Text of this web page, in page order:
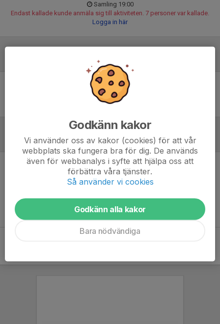
Samling 19:00
Endast kallade kunde anmäla sig till aktiviteten. 7 personer var kallade.
Logga in här
Ingen uppställning ifylld
Referat
Inget referat skrivet
Godkänn kakor
Vi använder oss av kakor (cookies) för att vår
webbplats ska fungera bra för dig. De används
även för webbanalys i syfte att hjälpa oss att
förbättra våra tjänster.
Så använder vi cookies
Godkänn alla kakor
Bara nödvändiga